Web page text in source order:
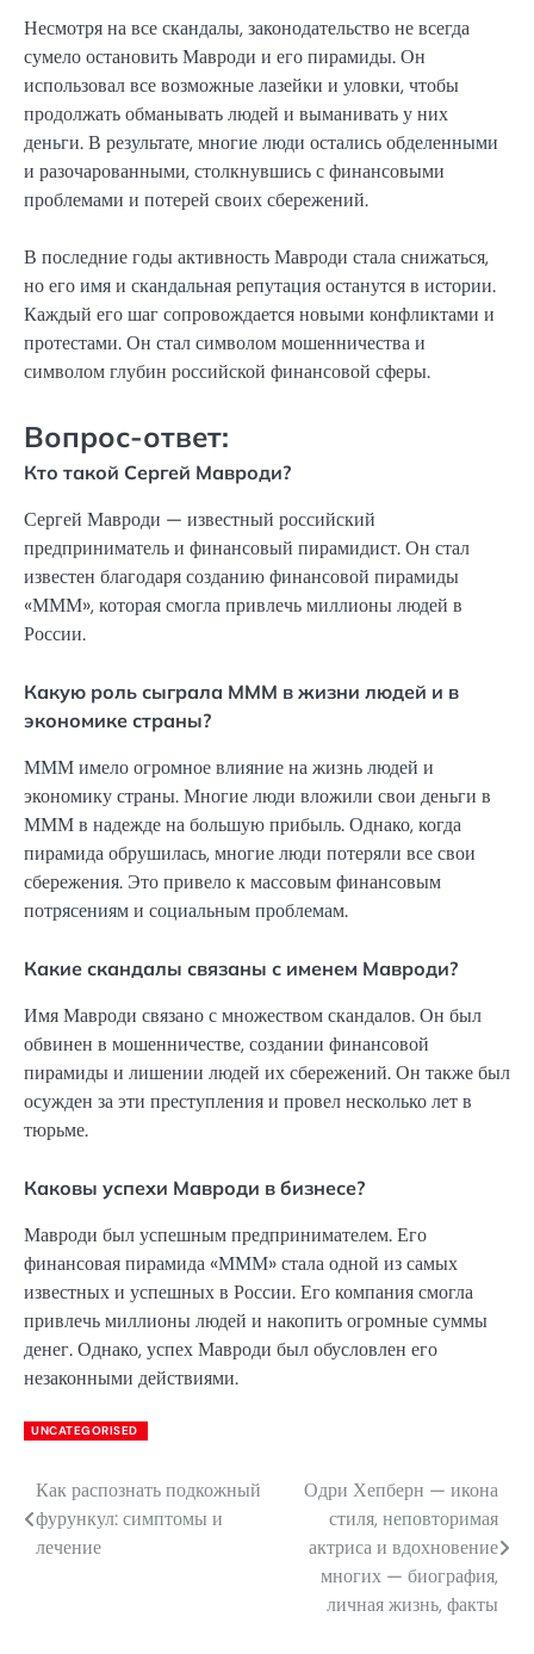
Несмотря на все скандалы, законодательство не всегда
сумело остановить Мавроди и его пирамиды. Он
использовал все возможные лазейки и уловки, чтобы
продолжать обманывать людей и выманивать у них
деньги. В результате, многие люди остались обделенными
и разочарованными, столкнувшись с финансовыми
проблемами и потерей своих сбережений.
В последние годы активность Мавроди стала снижаться,
но его имя и скандальная репутация останутся в истории.
Каждый его шаг сопровождается новыми конфликтами и
протестами. Он стал символом мошенничества и
символом глубин российской финансовой сферы.
Вопрос-ответ:
Кто такой Сергей Мавроди?
Сергей Мавроди — известный российский
предприниматель и финансовый пирамидист. Он стал
известен благодаря созданию финансовой пирамиды
«МММ», которая смогла привлечь миллионы людей в
России.
Какую роль сыграла МММ в жизни людей и в
экономике страны?
МММ имело огромное влияние на жизнь людей и
экономику страны. Многие люди вложили свои деньги в
МММ в надежде на большую прибыль. Однако, когда
пирамида обрушилась, многие люди потеряли все свои
сбережения. Это привело к массовым финансовым
потрясениям и социальным проблемам.
Какие скандалы связаны с именем Мавроди?
Имя Мавроди связано с множеством скандалов. Он был
обвинен в мошенничестве, создании финансовой
пирамиды и лишении людей их сбережений. Он также был
осужден за эти преступления и провел несколько лет в
тюрьме.
Каковы успехи Мавроди в бизнесе?
Мавроди был успешным предпринимателем. Его
финансовая пирамида «МММ» стала одной из самых
известных и успешных в России. Его компания смогла
привлечь миллионы людей и накопить огромные суммы
денег. Однако, успех Мавроди был обусловлен его
незаконными действиями.
UNCATEGORISED
Навигация
по
Как распознать подкожный
фурункул: симптомы и
лечение
Одри Хепберн — икона
стиля, неповторимая
актриса и вдохновение
многих — биография,
личная жизнь, факты